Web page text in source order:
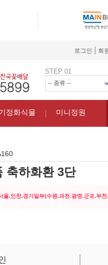
로그인 회
STEP 01
정화식물 미니정원
축하화환 3단
.인천.경기일부(수원.과천.광명.군포.부천